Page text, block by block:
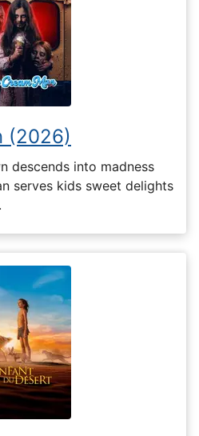
(2026)
descends into madness
serves kids sweet delights